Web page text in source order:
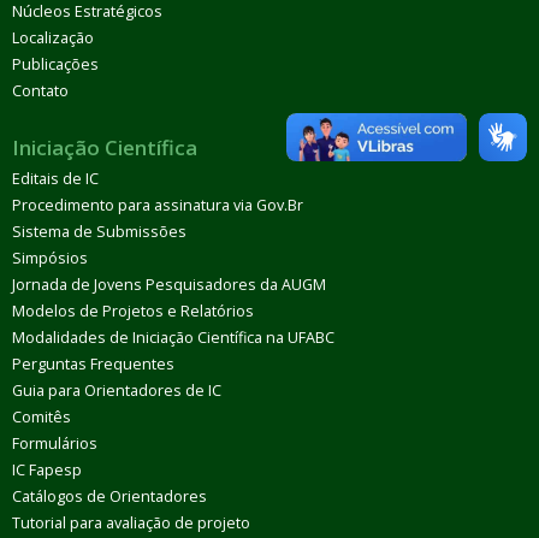
Núcleos Estratégicos
Localização
Publicações
Contato
Iniciação Científica
Editais de IC
Procedimento para assinatura via Gov.Br
Sistema de Submissões
Simpósios
Jornada de Jovens Pesquisadores da AUGM
Modelos de Projetos e Relatórios
Modalidades de Iniciação Científica na UFABC
Perguntas Frequentes
Guia para Orientadores de IC
Comitês
Formulários
IC Fapesp
Catálogos de Orientadores
Tutorial para avaliação de projeto